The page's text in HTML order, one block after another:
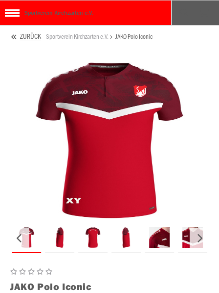
Sportverein Kirchzarten e.V.
ZURÜCK Sportverein Kirchzarten e.V. JAKO Polo Iconic
JAKO Polo Iconic